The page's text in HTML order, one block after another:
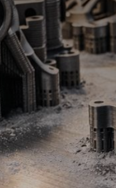
Tôlerie de